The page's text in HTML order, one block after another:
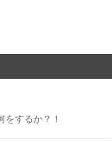
するか？！